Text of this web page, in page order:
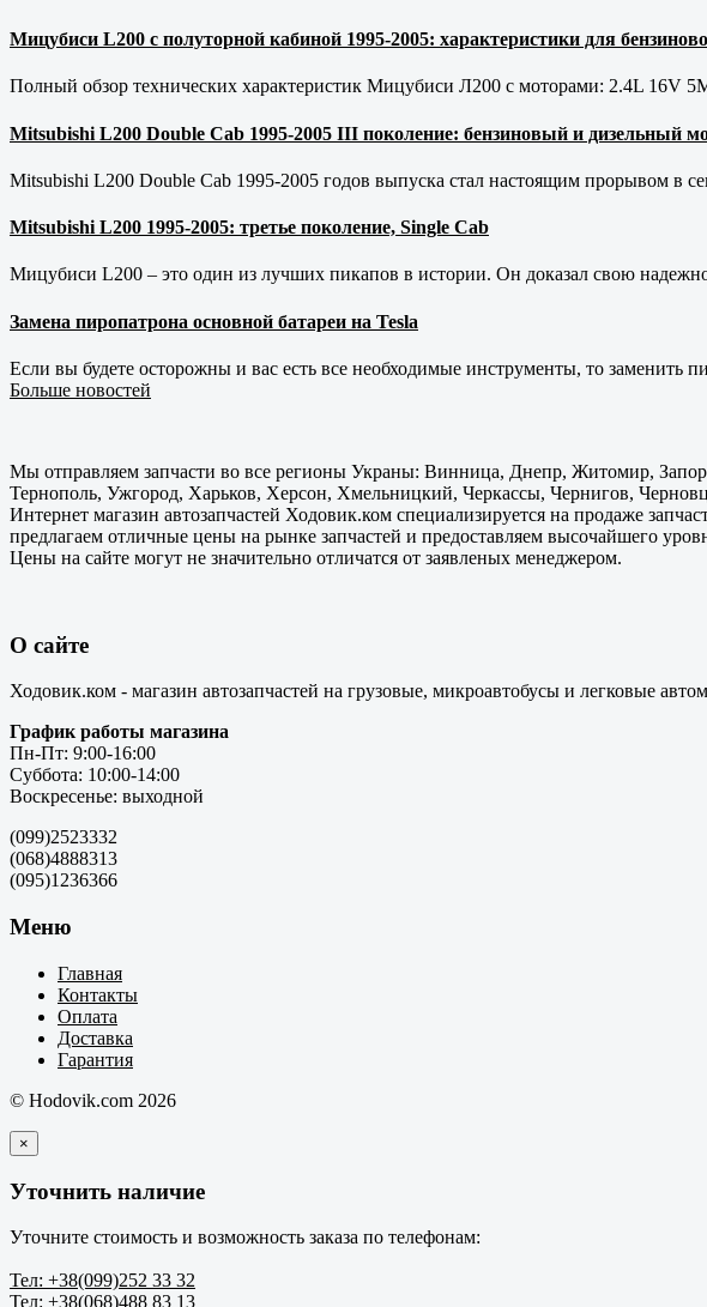
Мицубиси L200 с полуторной кабиной 1995-2005: характеристики для
Полный обзор технических характеристик Мицубиси Л200 с моторами: 2.4L 16V
Mitsubishi L200 Double Cab 1995-2005 III поколение: бензиновый и дизельный
Mitsubishi L200 Double Cab 1995-2005 годов выпуска стал настоящим прорывом в
Mitsubishi L200 1995-2005: третье поколение, Single Cab
Мицубиси L200 – это один из лучших пикапов в истории. Он доказал свою
Замена пиропатрона основной батареи на Tesla
Если вы будете осторожны и вас есть все необходимые инструменты, то заменить
Больше новостей
Мы отправляем запчасти во все регионы Украны: Винница, Днепр, Житомир,
Тернополь, Ужгород, Харьков, Херсон, Хмельницкий, Черкассы, Чернигов,
Интернет магазин автозапчастей Ходовик.ком специализируется на продаже
предлагаем отличные цены на рынке запчастей и предоставляем высочайшего
Цены на сайте могут не значительно отличатся от заявленых менеджером.
О сайте
Ходовик.ком - магазин автозапчастей на грузовые, микроавтобусы и легковые
График работы магазина
Пн-Пт: 9:00-16:00
Суббота: 10:00-14:00
Воскресенье: выходной
(099)2523332
(068)4888313
(095)1236366
Меню
Главная
Контакты
Оплата
Доставка
Гарантия
© Hodovik.com 2026
×
Уточнить наличие
Уточните стоимость и возможность заказа по телефонам:
Тел: +38(099)252 33 32
Тел: +38(068)488 83 13